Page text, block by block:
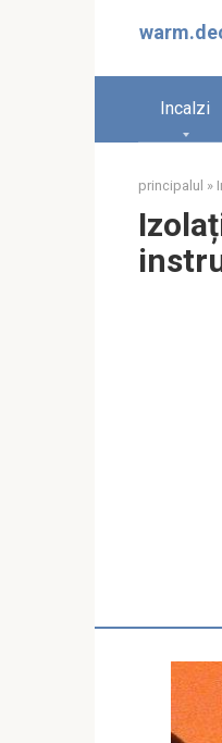
Incalzi
principalul »